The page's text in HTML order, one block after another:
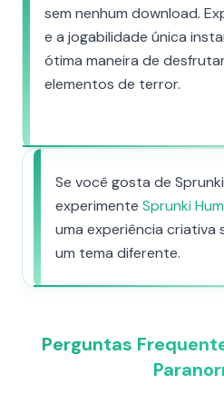
sem nenhum download.
e a jogabilidade única
ótima maneira de
elementos de terror.
Se você gosta de
experimente Sprunki
uma experiência criativa
um tema diferente.
Perguntas